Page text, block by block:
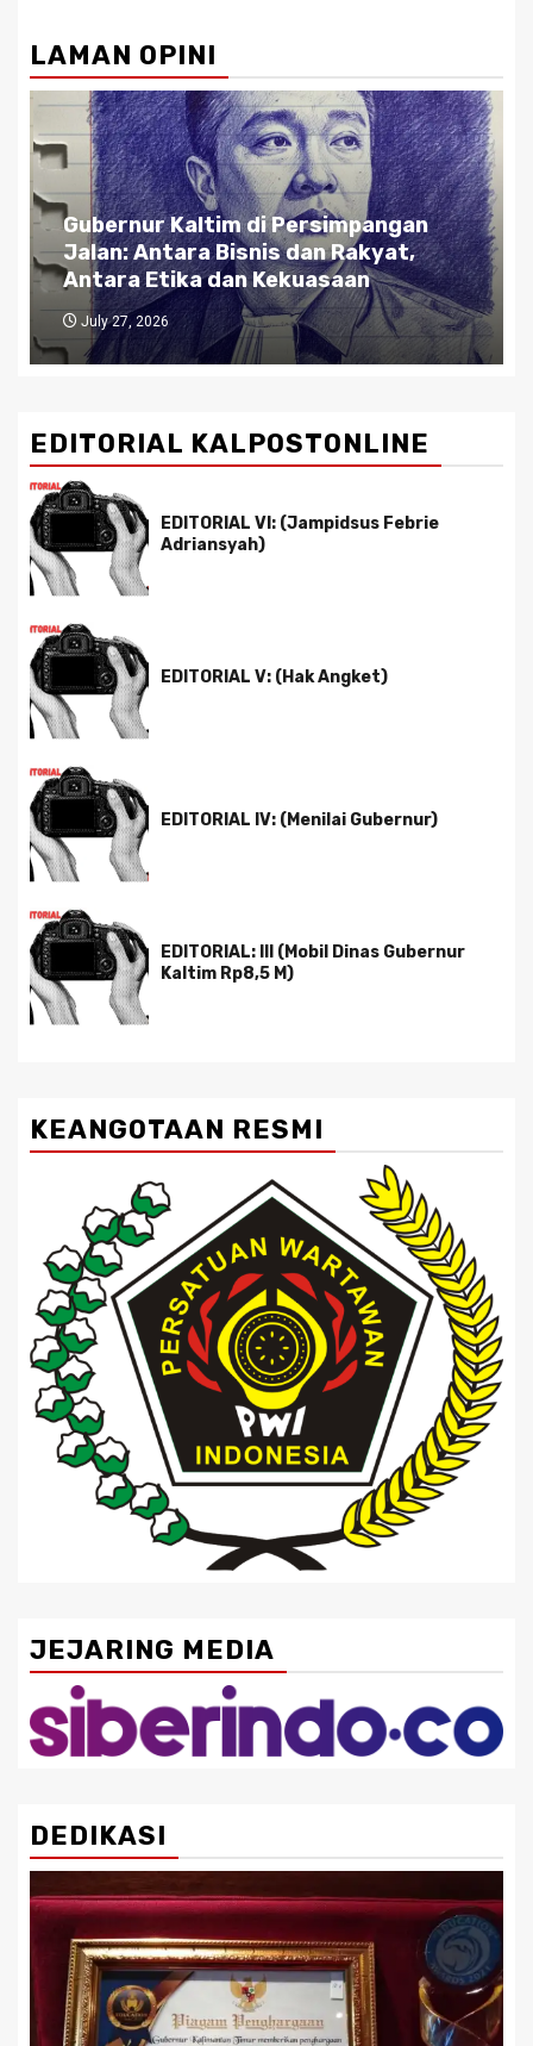
LAMAN OPINI
Gubernur Kaltim di Persimpangan
Jalan: Antara Bisnis dan Rakyat,
Antara Etika dan Kekuasaan
July 27, 2026
EDITORIAL KALPOSTONLINE
EDITORIAL VI: (Jampidsus Febrie
Adriansyah)
EDITORIAL V: (Hak Angket)
EDITORIAL IV: (Menilai Gubernur)
EDITORIAL: III (Mobil Dinas Gubernur
Kaltim Rp8,5 M)
KEANGOTAAN RESMI
JEJARING MEDIA
DEDIKASI